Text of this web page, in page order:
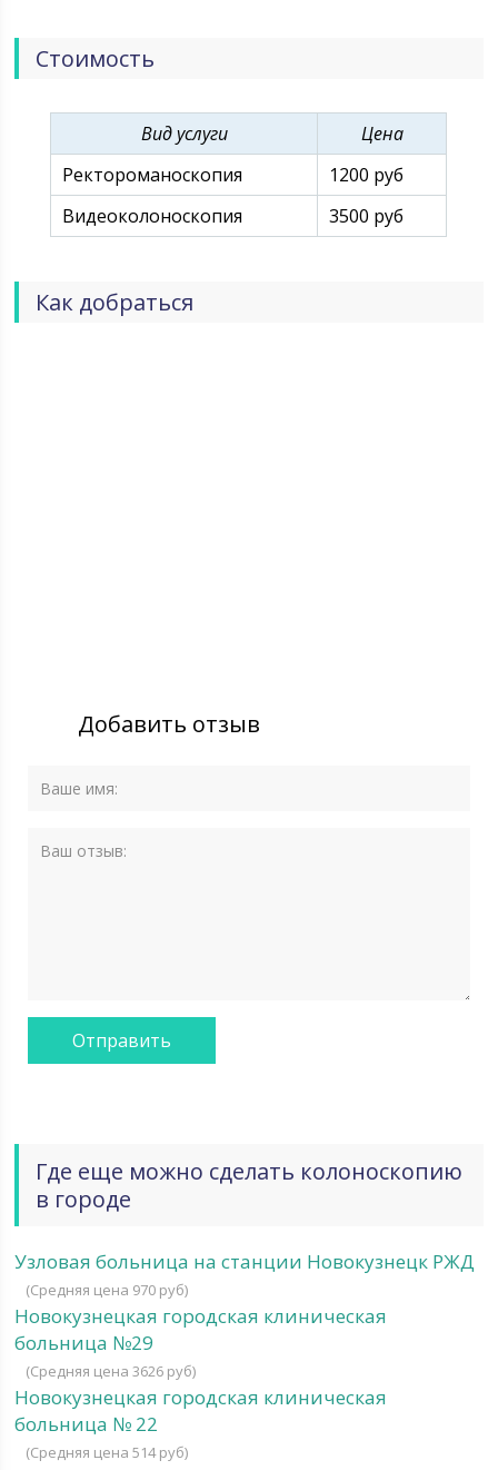
Стоимость
Вид услуги
Цена
Ректороманоскопия
1200 руб
Видеоколоноскопия
3500 руб
Как добраться
Добавить отзыв
Где еще можно сделать колоноскопию
в городе
Узловая больница на станции Новокузнецк РЖД
(Средняя цена 970 руб)
Новокузнецкая городская клиническая
больница №29
(Средняя цена 3626 руб)
Новокузнецкая городская клиническая
больница № 22
(Средняя цена 514 руб)